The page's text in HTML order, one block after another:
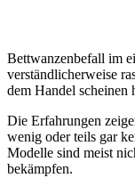
Bettwanzenbefall im
verständlicherweise
dem Handel scheinen
Die Erfahrungen
wenig oder teils gar
Modelle sind meist
bekämpfen.